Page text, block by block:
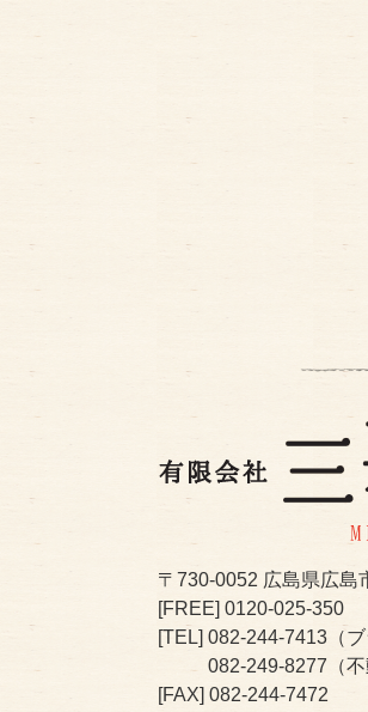
〒730-0052 広島県広島
[FREE] 0120-025-350
[TEL] 082-244-7413 （
082-249-8277 （
[FAX] 082-244-7472